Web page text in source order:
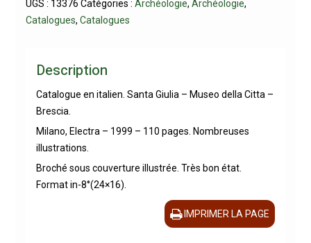
UGS : 13376 Catégories : Archéologie, Archéologie,
Catalogues, Catalogues
Description
Catalogue en italien. Santa Giulia – Museo della Citta –
Brescia.
Milano, Electra – 1999 – 110 pages. Nombreuses
illustrations.
Broché sous couverture illustrée. Très bon état.
Format in-8°(24×16).
IMPRIMER LA PAGE